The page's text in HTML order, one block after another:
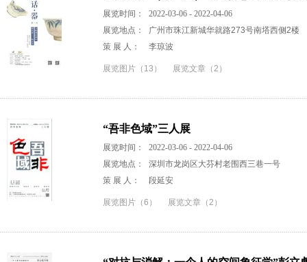
展览时间：
2022-03-06 - 2022-04-06
展览地点：
广州市珠江新城华就路273号南塔西侧2楼
策 展 人：
李琼波
展览图片（13） 展览文章（2）
“吾非色域”三人展
展览时间：
2022-03-06 - 2022-04-06
展览地点：
深圳市龙岗区大芬村老围西三巷一号
策 展 人：
段延安
展览图片（6） 展览文章（2）